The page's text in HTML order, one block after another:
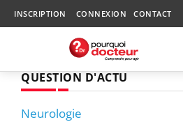
INSCRIPTION CONNEXION CONTACT
QUESTION D'ACTU
Neurologie